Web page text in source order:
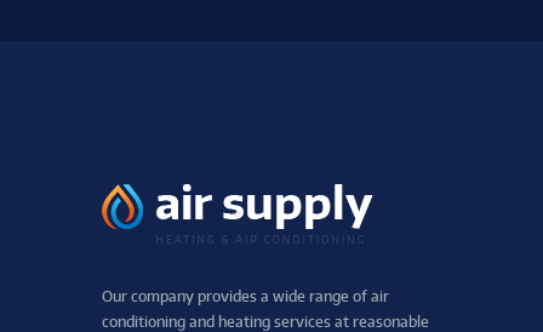
Our company provides a wide range of air
conditioning and heating services at reasonable